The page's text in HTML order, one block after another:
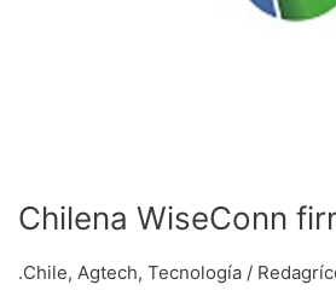
Chilena WiseConn
.Chile, Agtech, Tecnología /